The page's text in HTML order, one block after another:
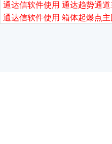
通达信软件使用 通达趋势通
通达信软件使用 箱体起爆点